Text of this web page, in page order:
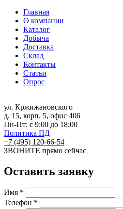
Главная
О компании
Каталог
Добыча
Доставка
Склад
Контакты
Статьи
Опрос
ул. Кржижановского
д. 15, корп. 5, офис 406
Пн-Пт: с 9:00 до 18:00
Политика ПД
+7 (495) 120-66-54
ЗВОНИТЕ прямо сейчас
Оставить заявку
Имя *
Телефон *